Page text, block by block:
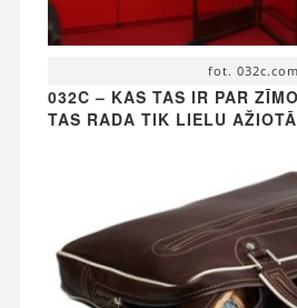
fot. 032c.com
032C – KAS TAS IR PAR
TAS RADA TIK LIELU